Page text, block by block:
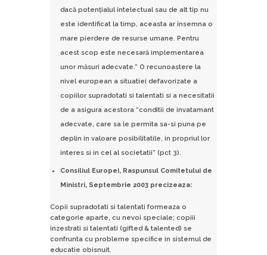
dacă potenţialul intelectual sau de alt tip nu
este identificat la timp, aceasta ar însemna o
mare pierdere de resurse umane. Pentru
acest scop este necesară implementarea
unor măsuri adecvate.” O recunoastere la
nivel european a situatiei defavorizate a
copiilor supradotati si talentati si a necesitatii
de a asigura acestora “conditii de invatamant
adecvate, care sa le permita sa-si puna pe
deplin in valoare posibilitatile, in propriul lor
interes si in cel al societatii” (pct 3).
Consiliul Europei, Raspunsul Comitetului de
Ministri, Septembrie 2003 precizeaza:
Copii supradotati si talentati formeaza o
categorie aparte, cu nevoi speciale; copiii
inzestrati si talentati (gifted & talented) se
confrunta cu probleme specifice in sistemul de
educatie obisnuit.